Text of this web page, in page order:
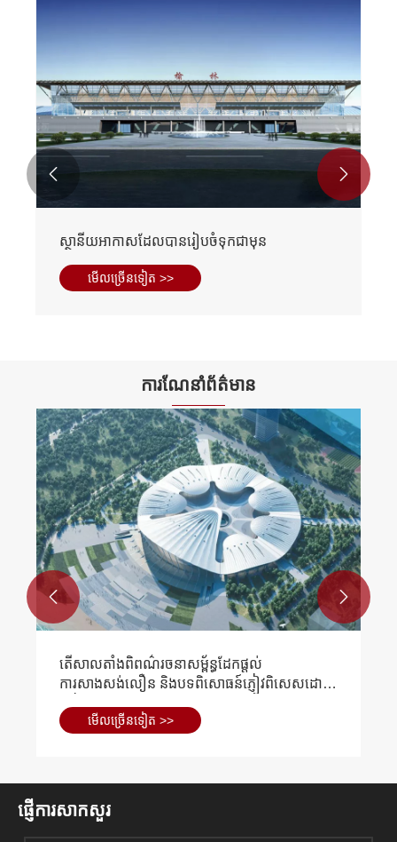
ស្ថានីយអាកាសដែលបានរៀបចំទុកជាមុន
មើល​ច្រើន​ទៀត >>
 
ការណែនាំព័ត៌មាន
តើសាលតាំងពិពណ៌រចនាសម្ព័ន្ធដែកផ្តល់
ការសាងសង់លឿន និងបទពិសោធន៍ភ្ញៀវពិសេសដោយ
របៀបណា?
មើល​ច្រើន​ទៀត >>
 
ផ្ញើការសាកសួរ